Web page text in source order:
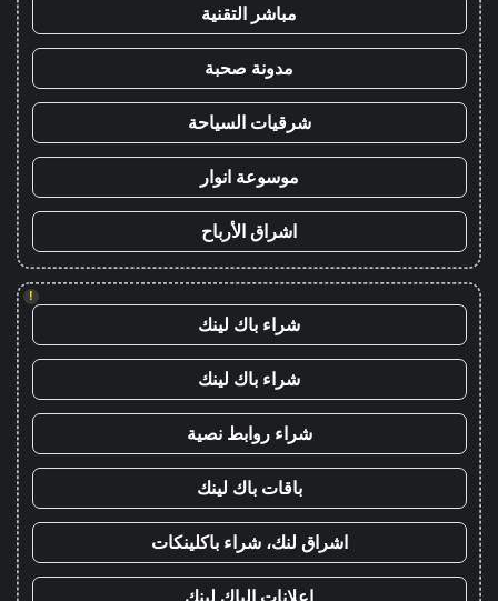
مباشر التقنية
مدونة صحبة
شرقيات السياحة
موسوعة انوار
اشراق الأرباح
!
شراء باك لينك
شراء باك لينك
شراء روابط نصية
باقات باك لينك
اشراق لنك، شراء باكلينكات
اعلانات الباك لينك